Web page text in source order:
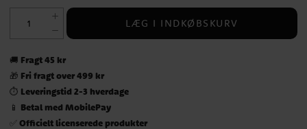
LÆG I INDKØBSKURV
🚚 Fragt 45 kr
🎁 Fri fragt over 499 kr
⏱️ Leveringstid 2-3 hverdage
📱 Betal med MobilePay
✅ Officielt licenserede produkter